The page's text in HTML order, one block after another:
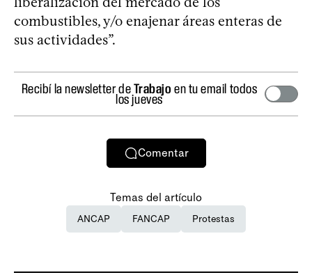
combustibles, y/o enajenar áreas enteras de
sus actividades”.
Recibí la newsletter deTrabajo en tu email todos
los jueves
Comentar
Temas del artículo
ANCAP FANCAP Protestas